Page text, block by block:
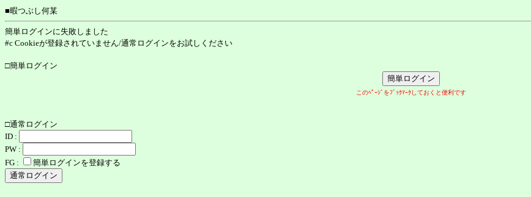
■暇つぶし何某
簡単ログインに失敗しました
#c Cookieが登録されていません/通常ログインをお試しください
□簡単ログイン
このﾍﾟｰｼﾞをﾌﾞｯｸﾏｰｸしておくと便利です
□通常ログイン
ID :
PW :
FG :
簡単ログインを登録する